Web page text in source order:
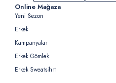
Online Mağaza
Yeni Sezon
Erkek
Kampanyalar
Erkek Gömlek
Erkek Sweatsihrt